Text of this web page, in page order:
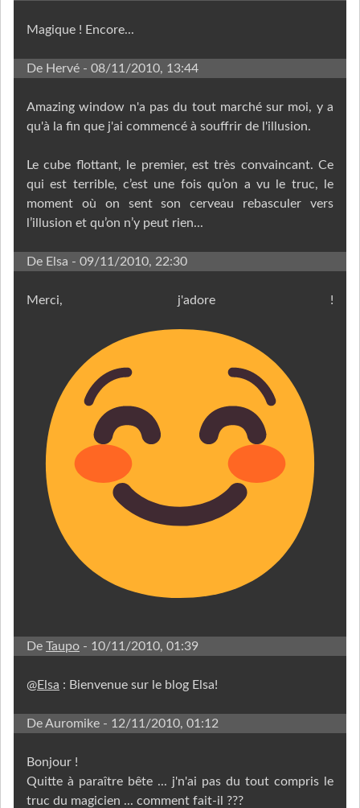
Magique ! Encore...
De Hervé - 08/11/2010, 13:44
Amazing window n'a pas du tout marché sur moi, y a
qu'à la fin que j'ai commencé à souffrir de l'illusion.
Le cube flottant, le premier, est très convaincant. Ce
qui est terrible, c’est une fois qu’on a vu le truc, le
moment où on sent son cerveau rebasculer vers
l’illusion et qu’on n’y peut rien...
De Elsa - 09/11/2010, 22:30
Merci, j'adore !
De Taupo - 10/11/2010, 01:39
@Elsa : Bienvenue sur le blog Elsa!
De Auromike - 12/11/2010, 01:12
Bonjour !
Quitte à paraître bête ... j'n'ai pas du tout compris le
truc du magicien ... comment fait-il ???